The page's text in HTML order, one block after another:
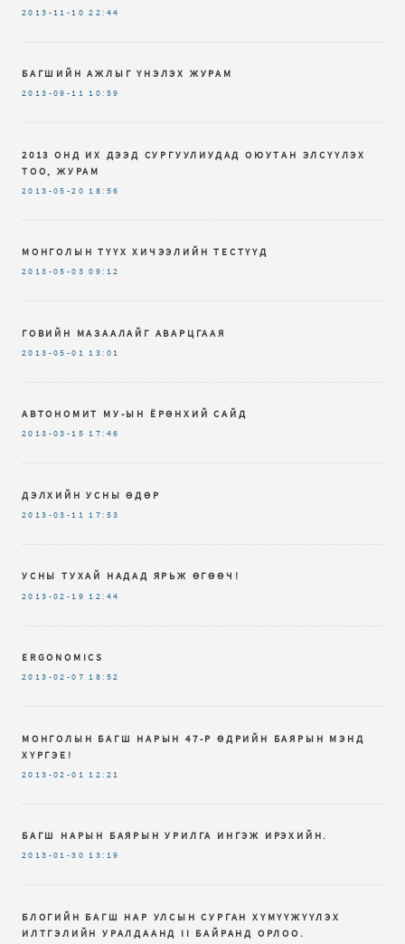
2013-11-10 22:44
БАГШИЙН АЖЛЫГ ҮНЭЛЭХ ЖУРАМ
2013-09-11 10:59
2013 ОНД ИХ ДЭЭД СУРГУУЛИУДАД ОЮУТАН ЭЛСҮҮЛЭХ
ТОО, ЖУРАМ
2013-05-20 18:56
МОНГОЛЫН ТҮҮХ ХИЧЭЭЛИЙН ТЕСТҮҮД
2013-05-03 09:12
ГОВИЙН МАЗААЛАЙГ АВАРЦГААЯ
2013-05-01 13:01
АВТОНОМИТ МУ-ЫН ЁРӨНХИЙ САЙД
2013-03-15 17:46
ДЭЛХИЙН УСНЫ ӨДӨР
2013-03-11 17:53
УСНЫ ТУХАЙ НАДАД ЯРЬЖ ӨГӨӨЧ!
2013-02-19 12:44
ERGONOMICS
2013-02-07 18:52
МОНГОЛЫН БАГШ НАРЫН 47-Р ӨДРИЙН БАЯРЫН МЭНД
ХҮРГЭЕ!
2013-02-01 12:21
БАГШ НАРЫН БАЯРЫН УРИЛГА ИНГЭЖ ИРЭХИЙН.
2013-01-30 13:19
БЛОГИЙН БАГШ НАР УЛСЫН СУРГАН ХҮМҮҮЖҮҮЛЭХ
ИЛТГЭЛИЙН УРАЛДААНД II БАЙРАНД ОРЛОО.